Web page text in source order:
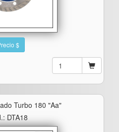
$
Turbo 180 "aa"
DTA18